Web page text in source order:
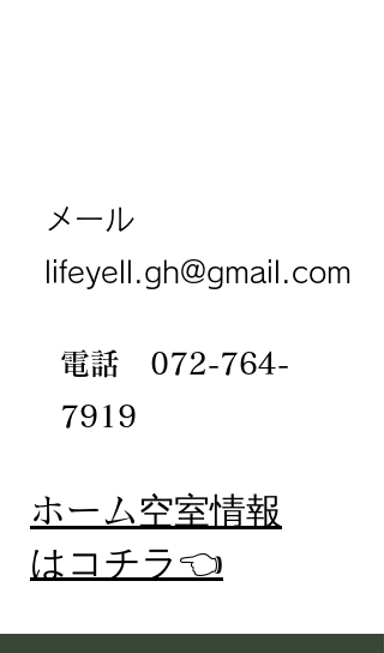
メール
lifeyell.gh@gmail.com
電話 072-764-
7919
​ホーム空室情報
​はコチラ👈